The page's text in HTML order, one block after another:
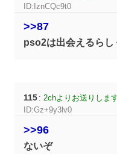
ID:IznCQc9t0
>>87
pso2は出会えるら
115 :2chよりお送りしま
ID:Gz+9y3lv0
>>96
ないぞ